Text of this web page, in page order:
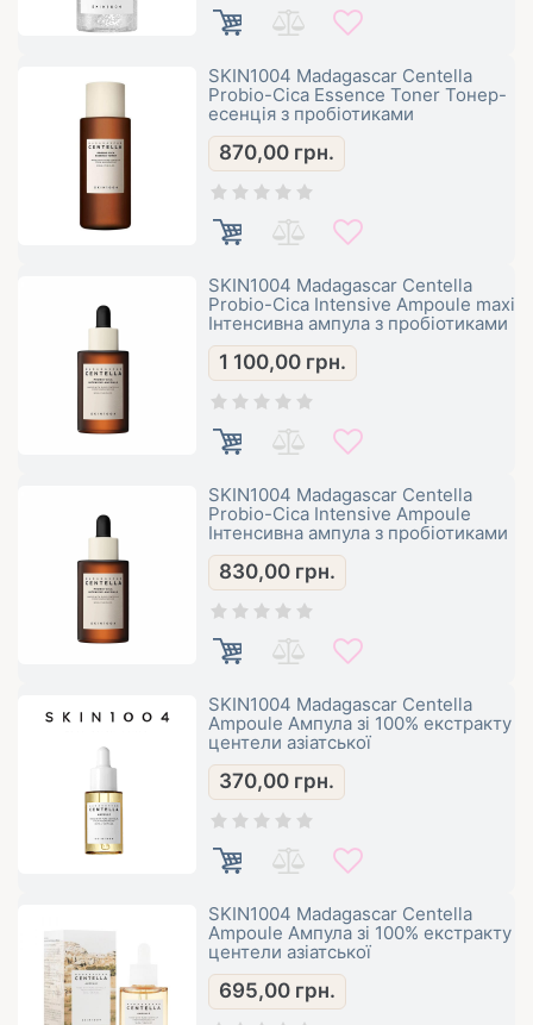
SKIN1004 Madagascar Centella
Probio-Cica Essence Toner Тонер-
есенція з пробіотиками
870,00 грн.
SKIN1004 Madagascar Centella
Probio-Cica Intensive Ampoule maxi
Інтенсивна ампула з пробіотиками
1 100,00 грн.
SKIN1004 Madagascar Centella
Probio-Cica Intensive Ampoule
Інтенсивна ампула з пробіотиками
830,00 грн.
SKIN1004 Madagascar Centella
Ampoule Ампула зі 100% екстракту
центели азіатської
370,00 грн.
SKIN1004 Madagascar Centella
Ampoule Ампула зі 100% екстракту
центели азіатської
695,00 грн.